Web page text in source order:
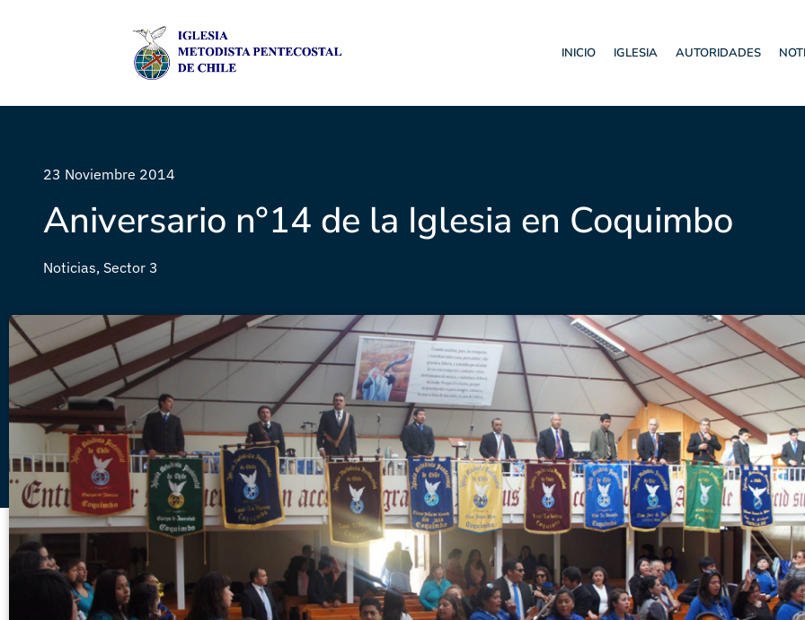
INICIO IGLESIA AUTORIDADES
23 Noviembre 2014
Aniversario n°14 de la Iglesia en Coquimbo
Noticias, Sector 3